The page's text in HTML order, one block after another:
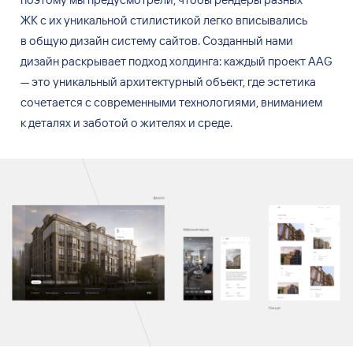
ЖКс ихуникальной стилистикой легко вписывались
в общую дизайн систему сайтов. Созданный нами
дизайн раскрывает подход холдинга: каждый проект AAG
— это уникальный архитектурный объект, где эстетика
сочетается ссовременными технологиями, вниманием
к деталях и заботой о жителях и среде.